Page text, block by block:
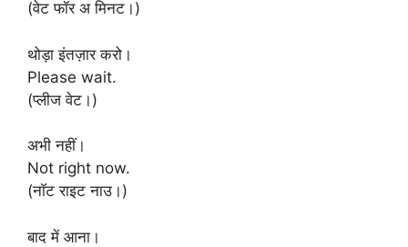
(वेट फॉर अ मिनट।)
थोड़ा इंतज़ार करो।
Please wait.
(प्लीज वेट।)
अभी नहीं।
Not right now.
(नॉट राइट नाउ।)
बाद में आना।